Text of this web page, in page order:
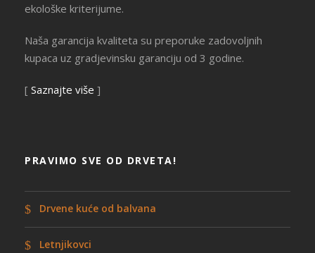
ekološke kriterijume.
Naša garancija kvaliteta su preporuke zadovoljnih
kupaca uz gradjevinsku garanciju od 3 godine.
[ Saznajte više ]
PRAVIMO SVE OD DRVETA!
Drvene kuće od balvana
Letnjikovci